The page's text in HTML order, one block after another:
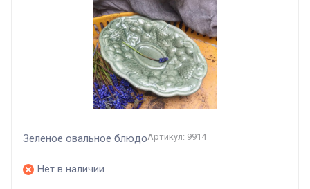
Зеленое овальное блюдоАртикул: 9914
Нет в наличии